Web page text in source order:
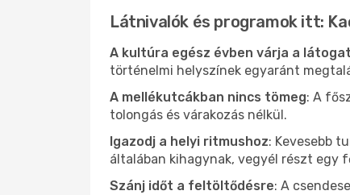
Látnivalók és programok itt:
A kultúra egész évben várja a
történelmi helyszínek egyaránt
A mellékutcákban nincs tömeg: A
tolongás és várakozás nélkül.
Igazodj a helyi ritmushoz: Kevesebb
általában kihagynak, vegyél részt egy
Szánj időt a feltöltődésre: A